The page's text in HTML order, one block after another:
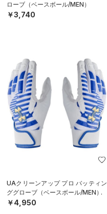
ローブ（ベースボール/MEN）
￥3,740
UAクリーンアップ プロ バッティン
ググローブ（ベースボール/MEN）
￥4,950